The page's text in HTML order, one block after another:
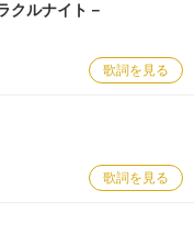
クルナイト－
歌詞を見る
歌詞を見る